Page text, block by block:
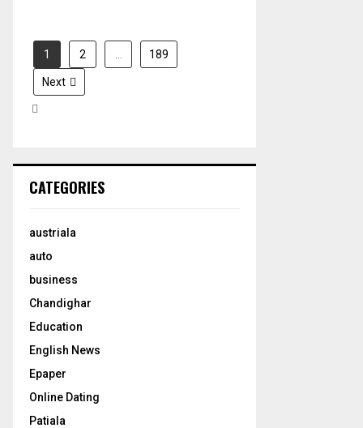
1 2 189
Next
CATEGORIES
austriala
auto
business
Chandighar
Education
English News
Epaper
Online Dating
Patiala